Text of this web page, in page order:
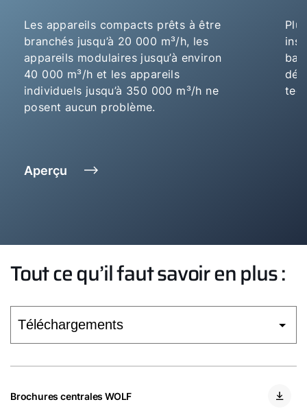
Les appareils compacts prêts à être
branchés jusqu’à 20 000 m³/h, les
appareils modulaires jusqu’à environ
40 000 m³/h et les appareils
individuels jusqu’à 350 000 m³/h ne
posent aucun problème.
Aperçu
Tout ce qu’il faut savoir en plus :
Brochures centrales WOLF